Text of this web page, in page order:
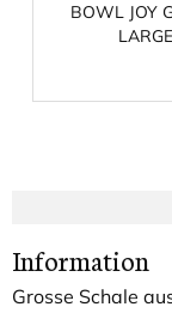
BOWL JOY
LARGE
Information
Grosse Schale